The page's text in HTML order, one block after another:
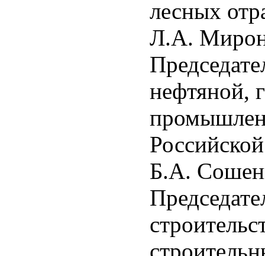
лесных
Л.A.
нефтяной,
Б.А.